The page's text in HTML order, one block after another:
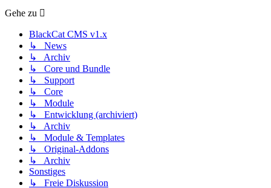
Gehe zu
BlackCat CMS v1.x
↳ News
↳ Archiv
↳ Core und Bundle
↳ Support
↳ Core
↳ Module
↳ Entwicklung (archiviert)
↳ Archiv
↳ Module & Templates
↳ Original-Addons
↳ Archiv
Sonstiges
↳ Freie Diskussion